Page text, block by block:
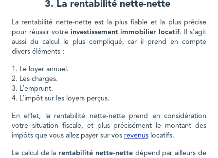
3. La rentabilité nette-nette
La rentabilité nette-nette est la plus fiable et la plus précise
pour réussir votre investissement immobilier locatif. Il s’agit
aussi du calcul le plus compliqué, car il prend en compte
divers éléments :
Le loyer annuel.
Les charges.
L’emprunt.
L’impôt sur les loyers perçus.
En effet, la rentabilité nette-nette prend en considération
votre situation fiscale, et plus précisément le montant des
impôts que vous allez payer sur vos revenus locatifs.
Le calcul de la rentabilité nette-nettedépend par ailleurs de